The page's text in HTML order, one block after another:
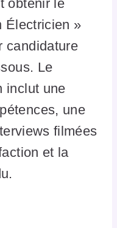
obtenir le
Électricien »
candidature
Le
inclut une
une
filmées
et la